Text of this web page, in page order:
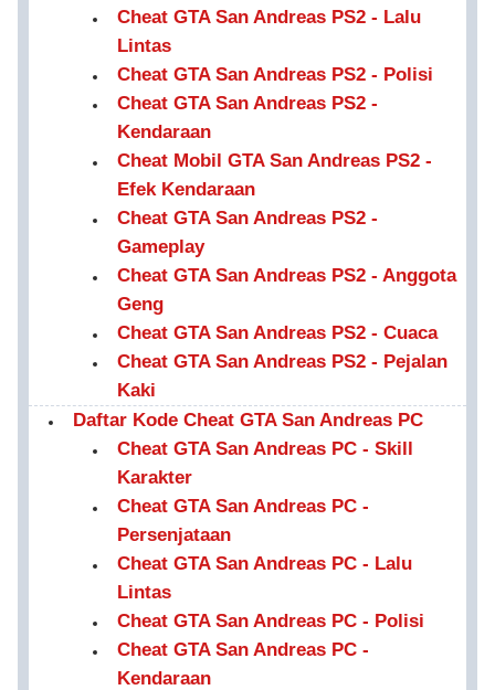
Cheat GTA San Andreas PS2 - Lalu
Lintas
Cheat GTA San Andreas PS2 - Polisi
Cheat GTA San Andreas PS2 -
Kendaraan
Cheat Mobil GTA San Andreas PS2 -
Efek Kendaraan
Cheat GTA San Andreas PS2 -
Gameplay
Cheat GTA San Andreas PS2 - Anggota
Geng
Cheat GTA San Andreas PS2 - Cuaca
Cheat GTA San Andreas PS2 - Pejalan
Kaki
Daftar Kode Cheat GTA San Andreas PC
Cheat GTA San Andreas PC - Skill
Karakter
Cheat GTA San Andreas PC -
Persenjataan
Cheat GTA San Andreas PC - Lalu
Lintas
Cheat GTA San Andreas PC - Polisi
Cheat GTA San Andreas PC -
Kendaraan